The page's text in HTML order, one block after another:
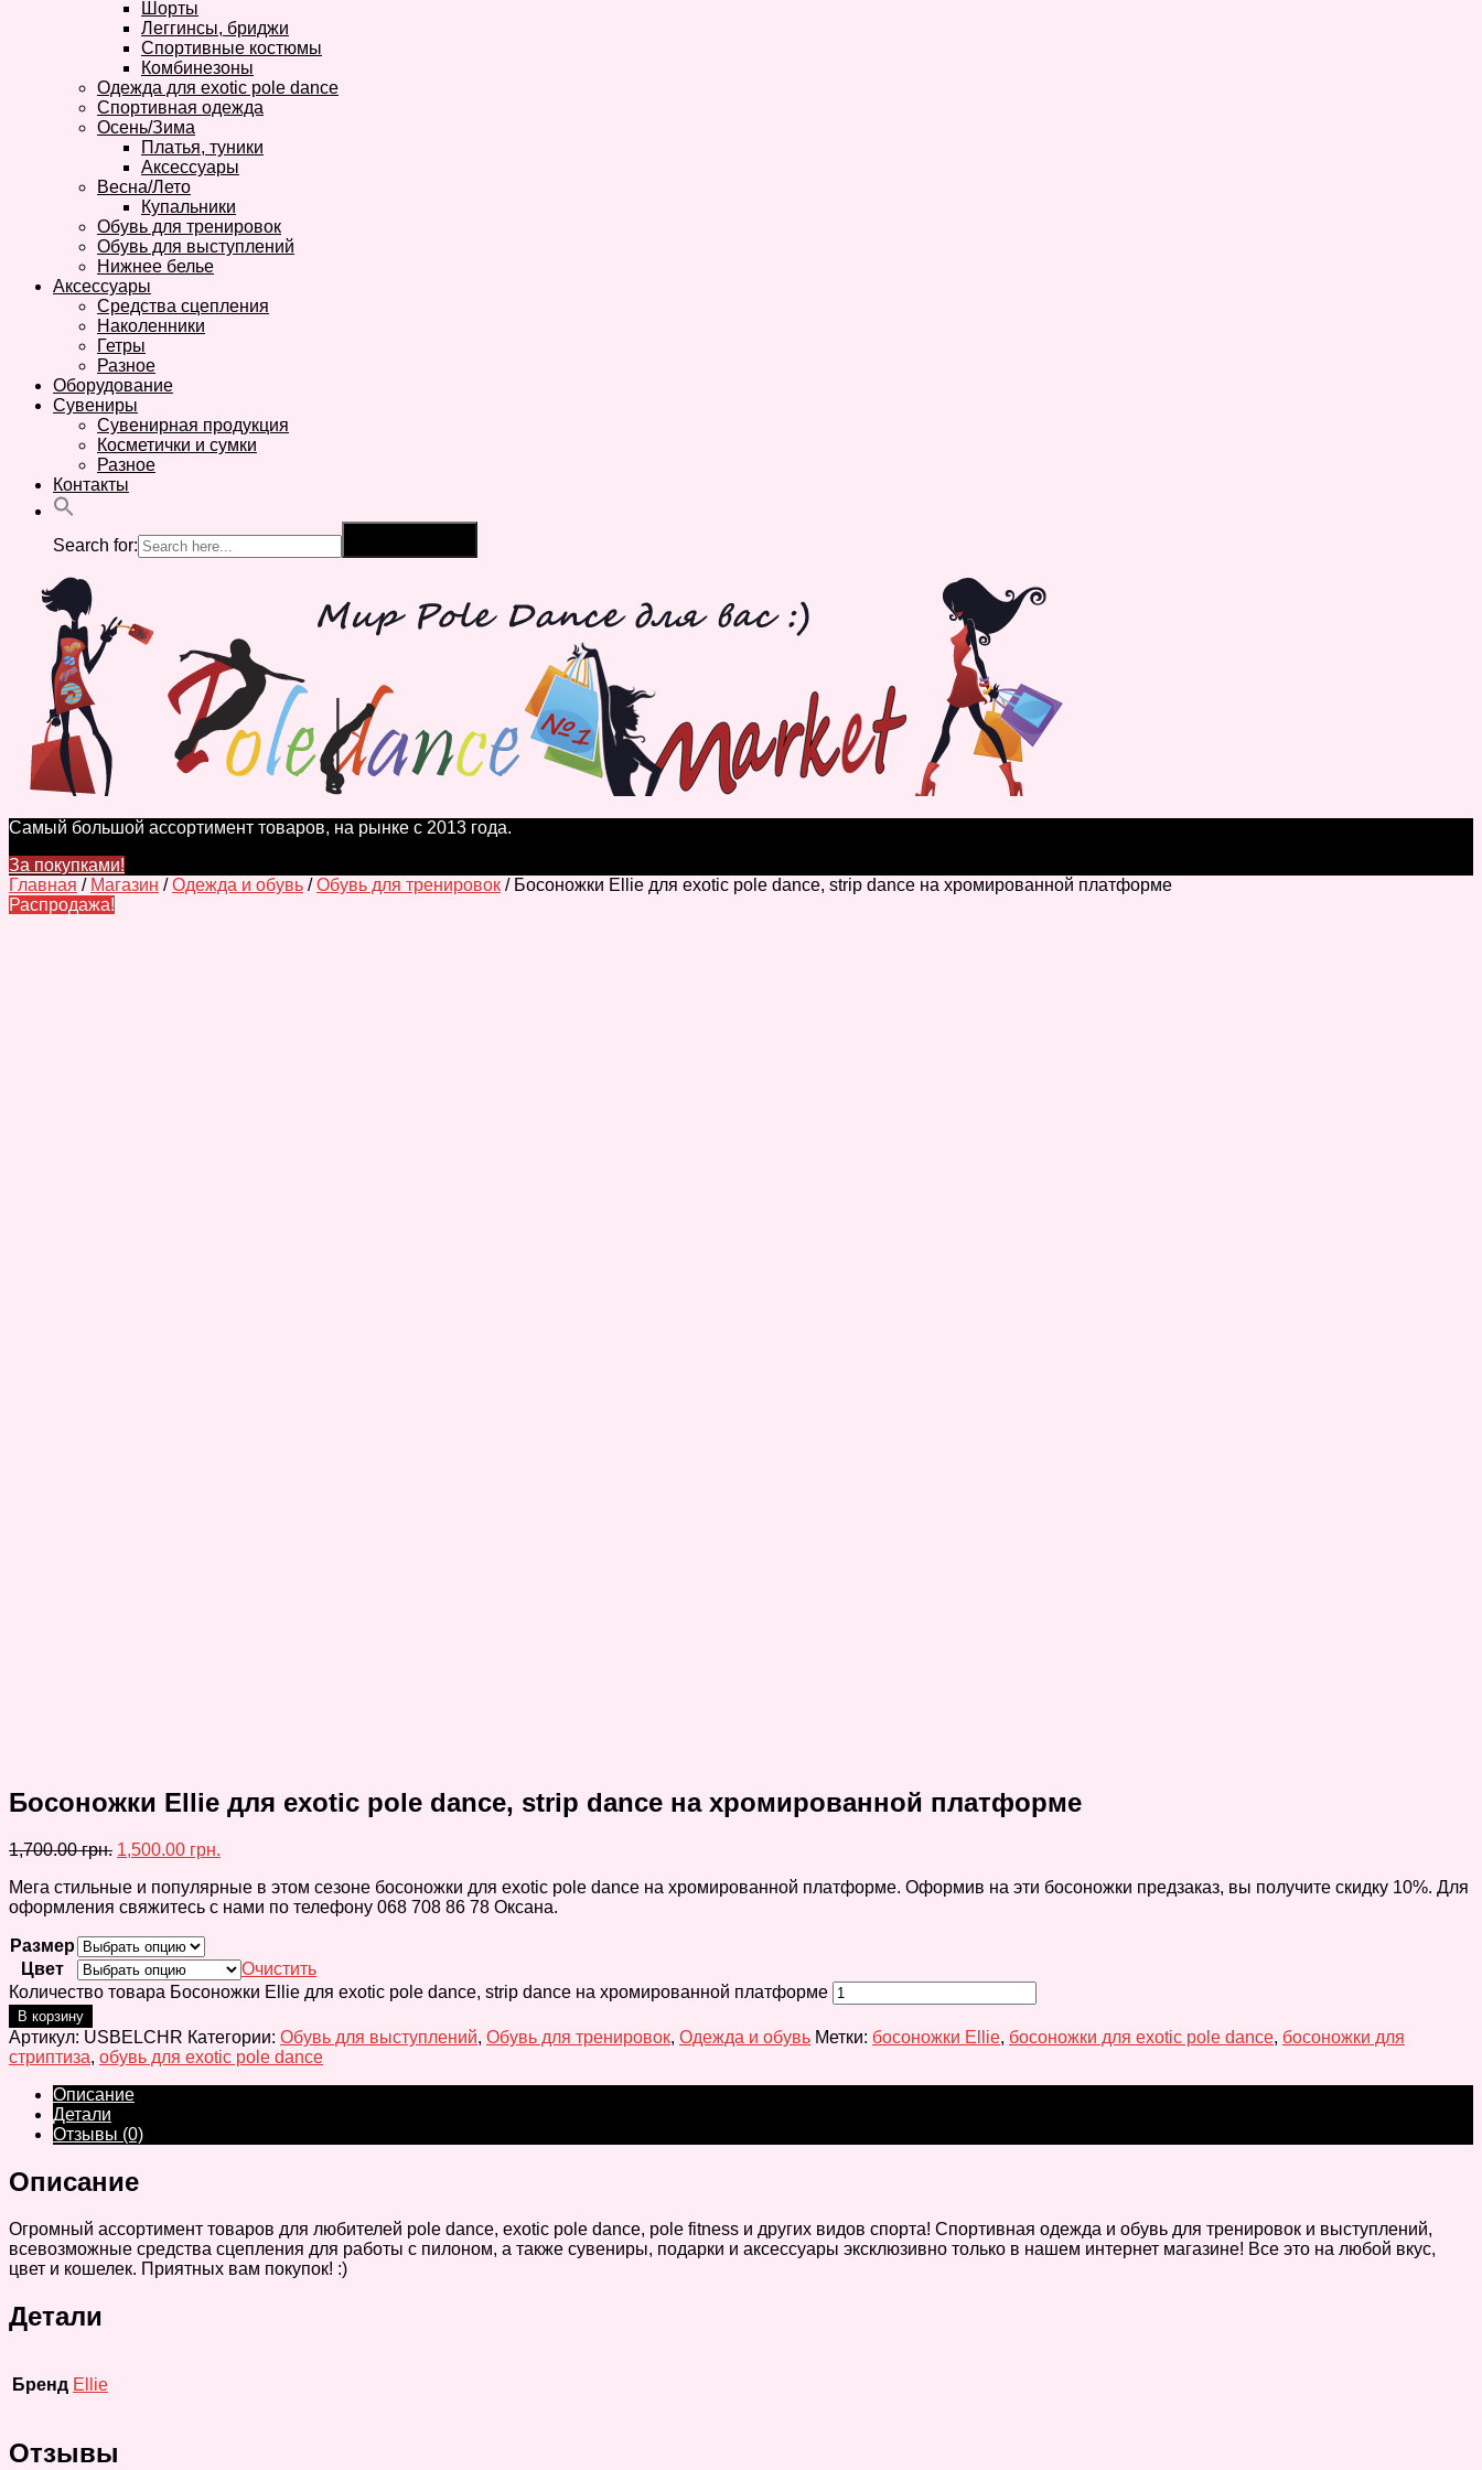
Шорты
Леггинсы, бриджи
Спортивные костюмы
Комбинезоны
Одежда для exotic pole dance
Спортивная одежда
Осень/Зима
Платья, туники
Аксессуары
Весна/Лето
Купальники
Обувь для тренировок
Обувь для выступлений
Нижнее белье
Аксессуары
Средства сцепления
Наколенники
Гетры
Разное
Оборудование
Сувениры
Сувенирная продукция
Косметички и сумки
Разное
Контакты
Search for:
Самый большой ассортимент товаров, на рынке с 2013 года.
За покупками!
Главная / Магазин /Одежда и обувь /Обувь для тренировок / Босоножки Ellie для exotic pole dance, strip dance на хромированной платформе
Распродажа!
Босоножки Ellie для exotic pole dance, strip dance на хромированной платформе
1,700.00грн. 1,500.00 грн.
Мега стильные и популярные в этом сезоне босоножки для exotic pole dance на хромированной платформе. Оформив на эти босоножки предзаказ, вы получите скидку 10%. Для
оформления свяжитесь с нами по телефону 068 708 86 78 Оксана.
Размер
Цвет
Очистить
Количество товара Босоножки Ellie для exotic pole dance, strip dance на хромированной платформе
В корзину
Артикул: USBELCHR Категории: Обувь для выступлений, Обувь для тренировок, Одежда и обувь Метки: босоножки Ellie, босоножки для exotic pole dance, босоножки для
стриптиза, обувь для exotic pole dance
Описание
Детали
Отзывы (0)
Описание
Огромный ассортимент товаров для любителей pole dance, exotic pole dance, pole fitness и других видов спорта! Спортивная одежда и обувь для тренировок и выступлений,
всевозможные средства сцепления для работы с пилоном, а также сувениры, подарки и аксессуары эксклюзивно только в нашем интернет магазине! Все это на любой вкус,
цвет и кошелек. Приятных вам покупок! :)
Детали
Бренд Ellie
Отзывы